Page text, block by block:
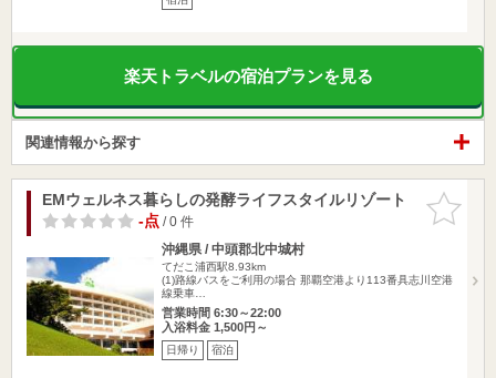
楽天トラベルの宿泊プランを見る
関連情報から探す
お気に入
りに追加
EMウェルネス暮らしの発酵ライフスタイルリゾート
-点/ 0 件
沖縄県 / 中頭郡北中城村
てだこ浦西駅8.93km
(1)路線バスをご利用の場合 那覇空港より113番具志川空港
線乗車…
営業時間 6:30～22:00
入浴料金 1,500円～
日帰り 宿泊